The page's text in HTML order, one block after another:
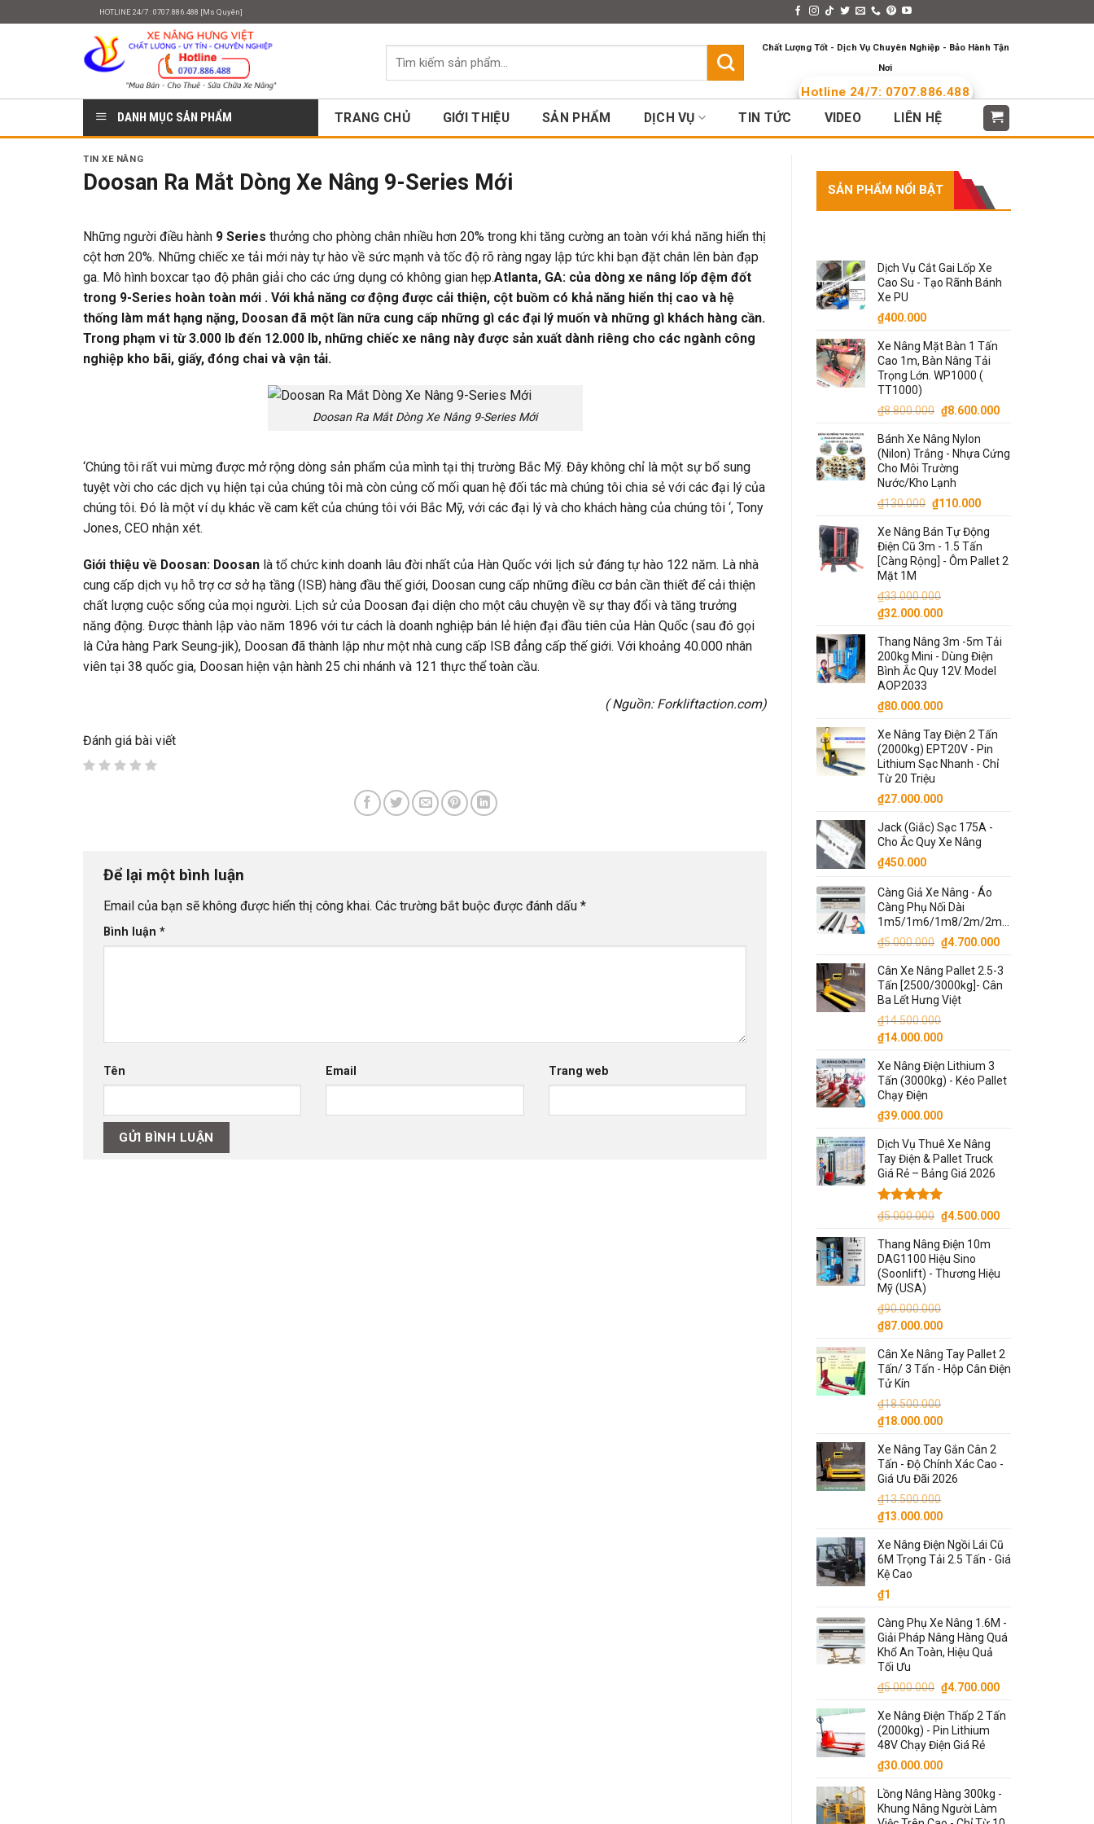
HOTLINE 24/7 : 0707.886.488 [Ms Quyên]
Tìm
Chất Lượng Tốt - Dịch Vụ Chuyên Nghiệp - Bảo Hành Tận
Nơi
Hotline 24/7: 0707.886.488
DANH MỤC SẢN PHẨM
TRANG CHỦ GIỚI THIỆU SẢN PHẨM DỊCH VỤ TIN TỨC VIDEO LIÊN HỆ
TIN XE NÂNG
Doosan Ra Mắt Dòng Xe Nâng 9-Series Mới
Những người điều hành 9 Series thưởng cho phòng chân nhiều hơn 20% trong khi tăng cường an toàn với khả năng hiển thị
cột hơn 20%. Những chiếc xe tải mới này tự hào về sức mạnh và tốc độ rõ ràng ngay lập tức khi bạn đặt chân lên bàn đạp
ga. Mô hình boxcar tạo độ phân giải cho các ứng dụng có không gian hẹp.Atlanta, GA: của dòng xe nâng lốp đệm đốt
trong 9-Series hoàn toàn mới . Với khả năng cơ động được cải thiện, cột buồm có khả năng hiển thị cao và hệ
thống làm mát hạng nặng, Doosan đã một lần nữa cung cấp những gì các đại lý muốn và những gì khách hàng cần.
Trong phạm vi từ 3.000 lb đến 12.000 lb, những chiếc xe nâng này được sản xuất dành riêng cho các ngành công
nghiệp kho bãi, giấy, đóng chai và vận tải.
Doosan Ra Mắt Dòng Xe Nâng 9-Series Mới
‘Chúng tôi rất vui mừng được mở rộng dòng sản phẩm của mình tại thị trường Bắc Mỹ. Đây không chỉ là một sự bổ sung
tuyệt vời cho các dịch vụ hiện tại của chúng tôi mà còn củng cố mối quan hệ đối tác mà chúng tôi chia sẻ với các đại lý của
chúng tôi. Đó là một ví dụ khác về cam kết của chúng tôi với Bắc Mỹ, với các đại lý và cho khách hàng của chúng tôi ‘, Tony
Jones, CEO nhận xét.
Giới thiệu về Doosan: Doosan là tổ chức kinh doanh lâu đời nhất của Hàn Quốc với lịch sử đáng tự hào 122 năm. Là nhà
cung cấp dịch vụ hỗ trợ cơ sở hạ tầng (ISB) hàng đầu thế giới, Doosan cung cấp những điều cơ bản cần thiết để cải thiện
chất lượng cuộc sống của mọi người. Lịch sử của Doosan đại diện cho một câu chuyện về sự thay đổi và tăng trưởng
năng động. Được thành lập vào năm 1896 với tư cách là doanh nghiệp bán lẻ hiện đại đầu tiên của Hàn Quốc (sau đó gọi
là Cửa hàng Park Seung-jik), Doosan đã thành lập như một nhà cung cấp ISB đẳng cấp thế giới. Với khoảng 40.000 nhân
viên tại 38 quốc gia, Doosan hiện vận hành 25 chi nhánh và 121 thực thể toàn cầu.
( Nguồn: Forkliftaction.com)
Đánh giá bài viết
Để lại một bình luận
Email của bạn sẽ không được hiển thị công khai. Các trường bắt buộc được đánh dấu *
Bình luận *
Tên Email Trang web
SẢN PHẨM NỔI BẬT
Dịch Vụ Cắt Gai Lốp Xe
Cao Su - Tạo Rãnh Bánh
Xe PU
₫400.000
Xe Nâng Mặt Bàn 1 Tấn
Cao 1m, Bàn Nâng Tải
Trọng Lớn. WP1000 (
TT1000)
₫8.800.000 Giá
là:
₫8.800.000.
₫8.600.000Giá
là:
Bánh Xe Nâng Nylon
(Nilon) Trắng - Nhựa Cứng
Cho Môi Trường
Nước/Kho Lạnh
₫130.000 Giá
là:
₫130.000.
₫110.000Giá
tại
là:
₫110.000.
Xe Nâng Bán Tự Động
Điện Cũ 3m - 1.5 Tấn
[Càng Rộng] - Ôm Pallet 2
Mặt 1M
₫33.000.000
Giá
là:
₫33.000.000.
₫32.000.000Giá
tại
là:
₫32.000.000.
Thang Nâng 3m -5m Tải
200kg Mini - Dùng Điện
Bình Ắc Quy 12V. Model
AOP2033
₫80.000.000
Xe Nâng Tay Điện 2 Tấn
(2000kg) EPT20V - Pin
Lithium Sạc Nhanh - Chỉ
Từ 20 Triệu
₫27.000.000
Jack (Giắc) Sạc 175A -
Cho Ắc Quy Xe Nâng
₫450.000
Càng Giả Xe Nâng - Áo
Càng Phụ Nối Dài
1m5/1m6/1m8/2m/2m2/2m5/3m
₫5.000.000 Giá
là:
₫5.000.000.
₫4.700.000Giá
tại
là:
Cân Xe Nâng Pallet 2.5-3
Tấn [2500/3000kg]- Cân
Ba Lết Hưng Việt
₫14.500.000
Giá
là:
₫14.500.000.
₫14.000.000Giá
tại
là:
Xe Nâng Điện Lithium 3
Tấn (3000kg) - Kéo Pallet
Chạy Điện
₫39.000.000
Dịch Vụ Thuê Xe Nâng
Tay Điện & Pallet Truck
Giá Rẻ – Bảng Giá 2026
Được xếp
5 sao
₫5.000.000 Giá
là:
₫5.000.000.
₫4.500.000Giá
₫4.500.000.
Thang Nâng Điện 10m
DAG1100 Hiệu Sino
(Soonlift) - Thương Hiệu
Mỹ (USA)
₫90.000.000
Giá
là:
₫90.000.000.
₫87.000.000Giá
tại
là:
Cân Xe Nâng Tay Pallet 2
Tấn/ 3 Tấn - Hộp Cân Điện
Tử Kín
₫18.500.000
Giá
là:
₫18.500.000.
₫18.000.000Giá
tại
là:
₫18.000.000.
Xe Nâng Tay Gắn Cân 2
Tấn - Độ Chính Xác Cao -
Giá Ưu Đãi 2026
₫13.500.000
Giá
là:
₫13.500.000.
₫13.000.000Giá
tại
là:
Xe Nâng Điện Ngồi Lái Cũ
6M Trọng Tải 2.5 Tấn - Giá
Kệ Cao
₫1
Càng Phụ Xe Nâng 1.6M -
Giải Pháp Nâng Hàng Quá
Khổ An Toàn, Hiệu Quả
Tối Ưu
₫5.000.000 Giá
là:
₫5.000.000.
₫4.700.000Giá
tại
Xe Nâng Điện Thấp 2 Tấn
(2000kg) - Pin Lithium
48V Chạy Điện Giá Rẻ
₫30.000.000
Lồng Nâng Hàng 300kg -
Khung Nâng Người Làm